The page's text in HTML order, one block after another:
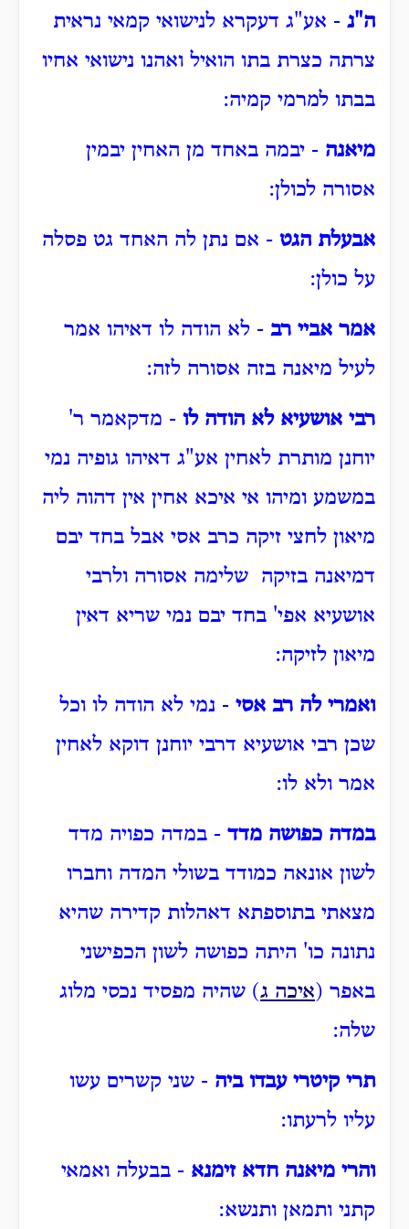
ה"נ - אע"ג דעקרא לנישואי קמאי נראית
צרתה כצרת בתו הואיל ואהנו נישואי אחיו
בבתו למרמי קמיה:
מיאנה - יבמה באחד מן האחין יבמין
אסורה לכולן:
אבעלת הגט - אם נתן לה האחד גט פסלה
על כולן:
אמר אביי רב - לא הודה לו דאיהו אמר
לעיל מיאנה בזה אסורה לזה:
רבי אושעיא לא הודה לו - מדקאמר ר'
יוחנן מותרת לאחין אע"ג דאיהו גופיה נמי
במשמע ומיהו אי איכא אחין אין דהוה ליה
מיאון לחצי זיקה כרב אסי אבל בחד יבם
דמיאנה בזיקה שלימה אסורה ולרבי
אושעיא אפי' בחד יבם נמי שריא דאין
מיאון לזיקה:
ואמרי לה רב אסי - נמי לא הודה לו וכל
שכן רבי אושעיא דרבי יוחנן דוקא לאחין
אמר ולא לו:
במדה כפושה מדד - במדה כפויה מדד
לשון אונאה כמודד בשולי המדה וחברו
מצאתי בתוספתא דאהלות קדירה שהיא
נתונה כו' היתה כפושה לשון הכפישני
באפר (איכה ג) שהיה מפסיד נכסי מלוג
שלה:
תרי קיטרי עבדו ביה - שני קשרים עשו
עליו לרעתו:
והרי מיאנה חדא זימנא - בבעלה ואמאי
קתני ותמאן ותנשא: